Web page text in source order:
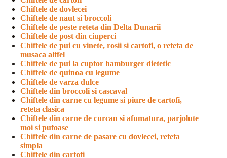
Chiftele de dovlecei
Chiftele de naut si broccoli
Chiftele de peste reteta din Delta Dunarii
Chiftele de post din ciuperci
Chiftele de pui cu vinete, rosii si cartofi, o reteta de
musaca altfel
Chiftele de pui la cuptor hamburger dietetic
Chiftele de quinoa cu legume
Chiftele de varza dulce
Chiftele din broccoli si cascaval
Chiftele din carne cu legume si piure de cartofi,
reteta clasica
Chiftele din carne de curcan si afumatura, parjolute
moi si pufoase
Chiftele din carne de pasare cu dovlecei, reteta
simpla
Chiftele din cartofi